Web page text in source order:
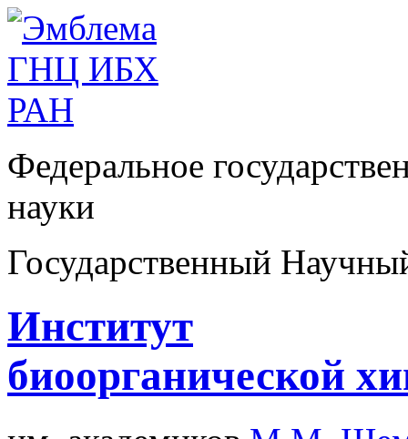
Федеральное
науки
Государственный
Институт
биоорганической